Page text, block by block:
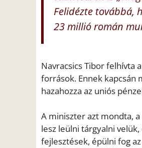
Felidézte továbbá,
23 millió román
Navracsics Tibor felhívta
források. Ennek kapcsán
hazahozza az uniós
A miniszter azt mondta,
lesz leülni tárgyalni
fejlesztések, épülni fog